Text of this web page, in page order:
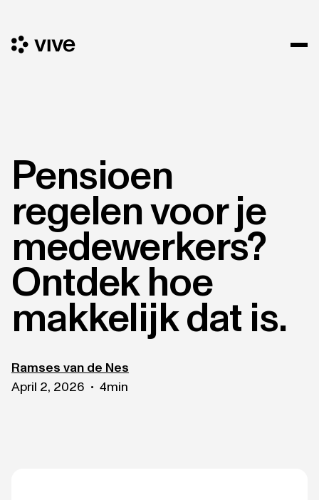
Pensioen
regelen voor je
medewerkers?
Ontdek hoe
makkelijk dat is.
Ramses van de Nes
April 2, 2026 • 4min